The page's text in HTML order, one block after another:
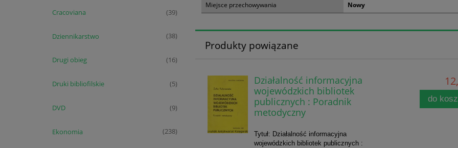
Cracoviana (39)
Dziennikarstwo (38)
Drugi obieg (16)
Druki bibliofilskie (5)
DVD (9)
Ekonomia (238)
Miejsce przechowywania
Nowy
Produkty powiązane
Działalność informacyjna
wojewódzkich bibliotek
publicznych : Poradnik
metodyczny
Tytuł: Działalność informacyjna
wojewódzkich bibliotek publicznych :
do